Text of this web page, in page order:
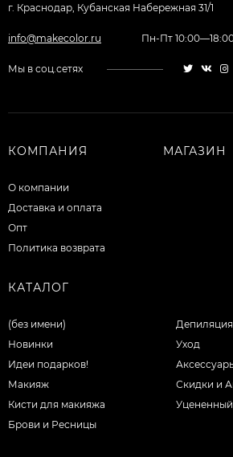
г. Краснодар, Кубанская Набережная 31/1
info@makecolor.ru Пн-Пт
Мы в соц.сетях
КОМПАНИЯ
О компании
Доставка и оплата
Опт
Политика возврата
МАГАЗИН
КАТАЛОГ
(без имени)
Новинки
Идеи подарков!
Макияж
Кисти для макияжа
Брови и Ресницы
Депиляция
Уход
Скидки и